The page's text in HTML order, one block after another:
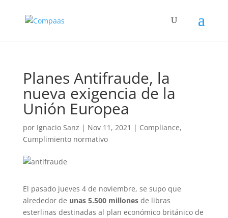
Planes Antifraude, la
nueva exigencia de la
Unión Europea
por Ignacio Sanz | Nov 11, 2021 | Compliance,
Cumplimiento normativo
El pasado jueves 4 de noviembre, se supo que
alrededor de unas 5.500 millonesde libras
esterlinas destinadas al plan económico británico de